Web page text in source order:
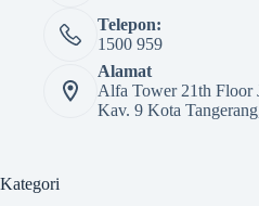
Telepon:
1500 959
Alamat
Alfa Tower 21th Floor
Kav. 9 Kota
Kategori